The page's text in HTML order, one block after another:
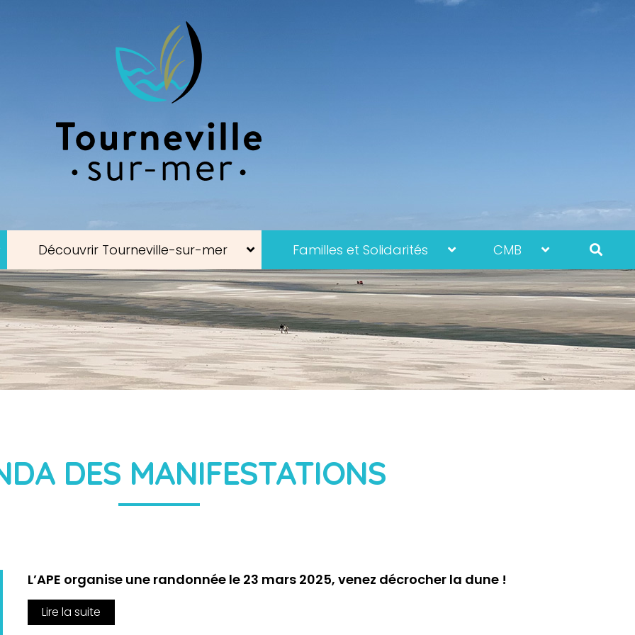
Découvrir Tourneville-sur-mer Familles et Solidarités CMB
DES MANIFESTATIONS
L’APE organise une randonnée le 23 mars 2025, venez décrocher la dune !
Lire la suite